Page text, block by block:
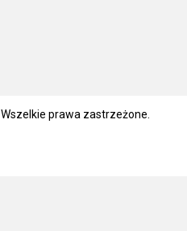
. Wszelkie prawa zastrzeżone.